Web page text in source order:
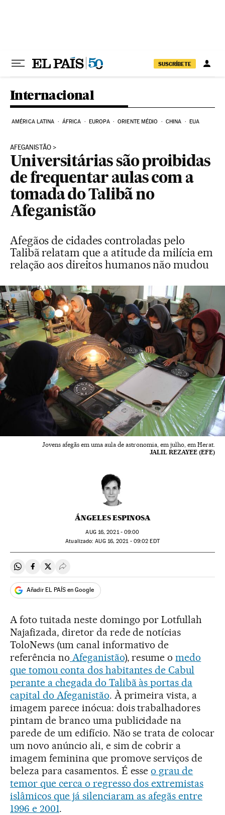
SUSCRÍBETE
Internacional
AMÉRICA LATINA ÁFRICA EUROPA ORIENTE MÉDIO CHINA EUA
AFEGANISTÃO
Universitárias são proibidas
de frequentar aulas com a
tomada do Talibã no
Afeganistão
Afegãos de cidades controladas pelo
Talibã relatam que a atitude da milícia em
relação aos direitos humanos não mudou
Jovens afegãs em uma aula de astronomia, em julho, em Herat.
JALIL REZAYEE (EFE)
ÁNGELES ESPINOSA
AUG16, 2021 - 09:00
atualizado: AUG16, 2021 - 09:02 EDT
Compartir en Whatsapp
Compartir en Facebook
Compartir en Twitter
Desplegar Redes Sociales
Añadir EL PAÍS en Google
A foto tuitada neste domingo por Lotfullah
Najafizada, diretor da rede de notícias
ToloNews (um canal informativo de
referência no Afeganistão), resume omedo
que tomou conta dos habitantes de Cabul
perante a chegada do Talibã às portas da
capital do Afeganistão. À primeira vista, a
imagem parece inócua: dois trabalhadores
pintam de branco uma publicidade na
parede de um edifício. Não se trata de colocar
um novo anúncio ali, e sim de cobrir a
imagem feminina que promove serviços de
beleza para casamentos. É esseo grau de
temor que cerca o regresso dos extremistas
islâmicos que já silenciaram as afegãs entre
1996 e 2001.